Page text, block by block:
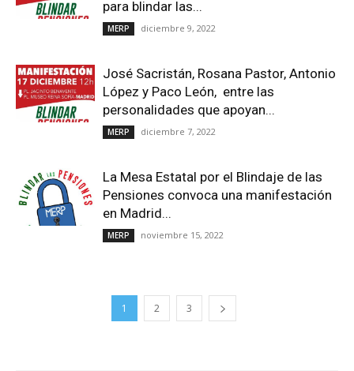
para blindar las...
MERP diciembre 9, 2022
José Sacristán, Rosana Pastor, Antonio
López y Paco León, entre las
personalidades que apoyan...
MERP diciembre 7, 2022
La Mesa Estatal por el Blindaje de las
Pensiones convoca una manifestación
en Madrid...
MERP noviembre 15, 2022
1 2 3